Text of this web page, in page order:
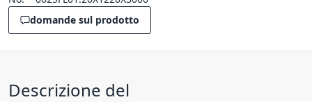
domande sul prodotto
Descrizione del